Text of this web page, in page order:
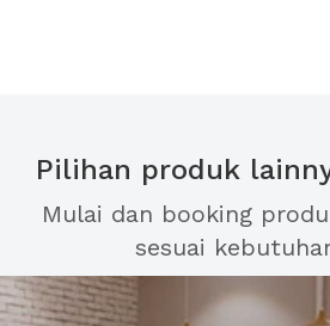
Pilihan produk
Mulai dan booking
sesuai